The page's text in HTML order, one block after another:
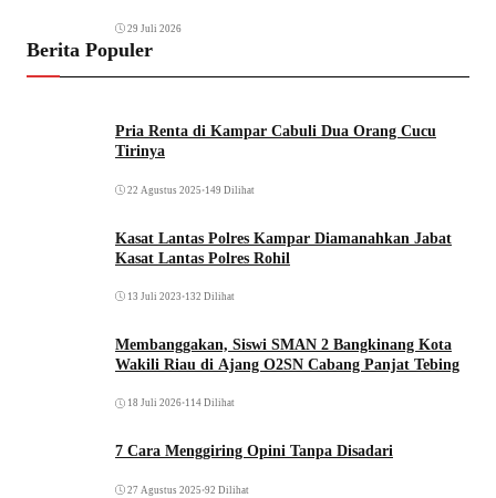
29 Juli 2026
Berita Populer
Pria Renta di Kampar Cabuli Dua Orang Cucu
Tirinya
22 Agustus 2025 •149 Dilihat
Kasat Lantas Polres Kampar Diamanahkan Jabat
Kasat Lantas Polres Rohil
13 Juli 2023 •132 Dilihat
Membanggakan, Siswi SMAN 2 Bangkinang Kota
Wakili Riau di Ajang O2SN Cabang Panjat Tebing
18 Juli 2026•114 Dilihat
7 Cara Menggiring Opini Tanpa Disadari
27 Agustus 2025 •92 Dilihat